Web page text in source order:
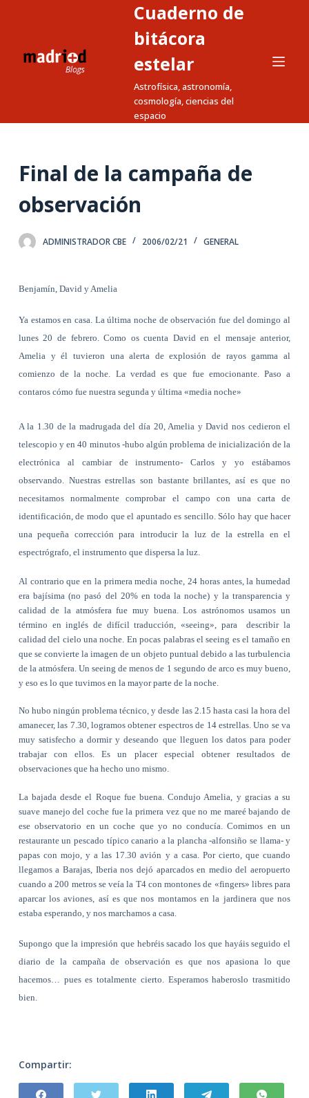
a
n
d
Cuaderno de
bitácora
estelar
Astrofísica, astronomía,
cosmología, ciencias del
espacio
Final de la campaña de
observación
ADMINISTRADOR CBE 2006/02/21 GENERAL
Benjamín, David y Amelia
Ya estamos en casa. La última noche de observación fue del domingo al
lunes 20 de febrero. Como os cuenta David en el mensaje anterior,
Amelia y él tuvieron una alerta de explosión de rayos gamma al
comienzo de la noche. La verdad es que fue emocionante. Paso a
contaros cómo fue nuestra segunda y última «media noche»
A la 1.30 de la madrugada del día 20, Amelia y David nos cedieron el
telescopio y en 40 minutos -hubo algún problema de inicialización de la
electrónica al cambiar de instrumento- Carlos y yo estábamos
observando. Nuestras estrellas son bastante brillantes, así es que no
necesitamos normalmente comprobar el campo con una carta de
identificación, de modo que el apuntado es sencillo. Sólo hay que hacer
una pequeña corrección para introducir la luz de la estrella en el
espectrógrafo, el instrumento que dispersa la luz.
Al contrario que en la primera media noche, 24 horas antes, la humedad
era bajísima (no pasó del 20% en toda la noche) y la transparencia y
calidad de la atmósfera fue muy buena. Los astrónomos usamos un
término en inglés de difícil traducción, «seeing», para describir la
calidad del cielo una noche. En pocas palabras el seeing es el tamaño en
que se convierte la imagen de un objeto puntual debido a las turbulencia
de la atmósfera. Un seeing de menos de 1 segundo de arco es muy bueno,
y eso es lo que tuvimos en la mayor parte de la noche.
No hubo ningún problema técnico, y desde las 2.15 hasta casi la hora del
amanecer, las 7.30, logramos obtener espectros de 14 estrellas. Uno se va
muy satisfecho a dormir y deseando que lleguen los datos para poder
trabajar con ellos. Es un placer especial obtener resultados de
observaciones que ha hecho uno mismo.
La bajada desde el Roque fue buena. Condujo Amelia, y gracias a su
suave manejo del coche fue la primera vez que no me mareé bajando de
ese observatorio en un coche que yo no conducía. Comimos en un
restaurante un pescado típico canario a la plancha -alfonsiño se llama- y
papas con mojo, y a las 17.30 avión y a casa. Por cierto, que cuando
llegamos a Barajas, Iberia nos dejó aparcados en medio del aeropuerto
cuando a 200 metros se veía la T4 con montones de «fingers» libres para
aparcar los aviones, así es que nos montamos en la jardinera que nos
estaba esperando, y nos marchamos a casa.
Supongo que la impresión que hebréis sacado los que hayáis seguido el
diario de la campaña de observación es que nos apasiona lo que
hacemos… pues es totalmente cierto. Esperamos haberoslo trasmitido
bien.
Compartir: